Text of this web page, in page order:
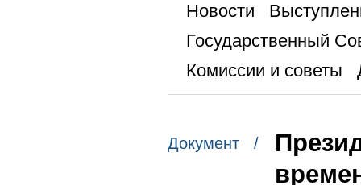
Новости
Государственный
Комиссии и советы
Документ /